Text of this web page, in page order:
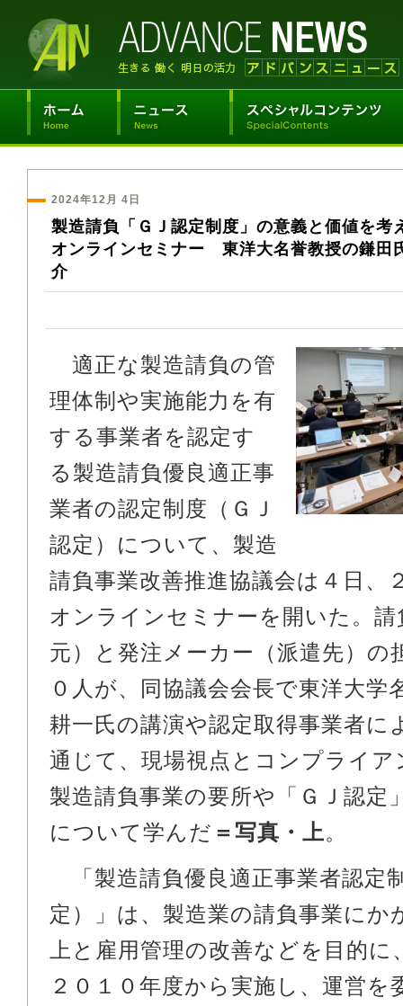
2024年12月 4日
製造請負「ＧＪ認定制度」の意義と価値を考
オンラインセミナー 東洋大名誉教授の鎌田
介
適正な製造請負の管
理体制や実施能力を有
する事業者を認定す
る製造請負優良適正事
業者の認定制度（ＧＪ
認定）について、製造
請負事業改善推進協議会は４日、
オンラインセミナーを開いた。請
元）と発注メーカー（派遣先）の
０人が、同協議会会長で東洋大学
耕一氏の講演や認定取得事業者に
通じて、現場視点とコンプライ
製造請負事業の要所や「ＧＪ認定
について学んだ ＝写真・上。
「製造請負優良適正事業者認定
定）」は、製造業の請負事業にか
上と雇用管理の改善などを目的に
２０１０年度から実施し、運営を